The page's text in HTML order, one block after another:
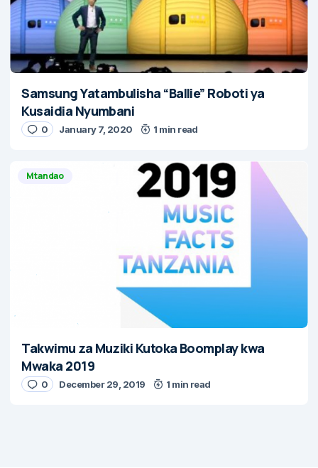
Samsung Yatambulisha “Ballie” Roboti ya
Kusaidia Nyumbani
0 January 7, 2020 1 min read
Mtandao
Takwimu za Muziki Kutoka Boomplay kwa
Mwaka 2019
0 December 29, 2019 1 min read